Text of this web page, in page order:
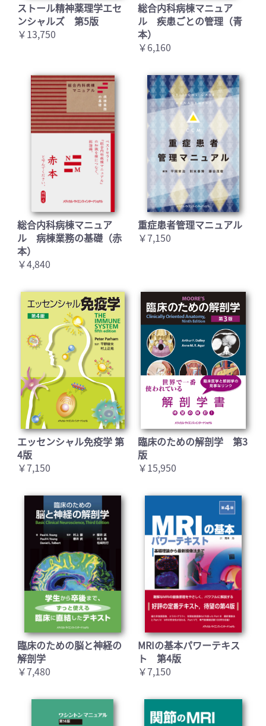
ストール精神薬理学エセ
ンシャルズ 第5版
￥13,750
総合内科病棟マニュア
ル 疾患ごとの管理（青
本）
￥6,160
総合内科病棟マニュア
ル 病棟業務の基礎（赤
本）
￥4,840
重症患者管理マニュアル
￥7,150
エッセンシャル免疫学 第
4版
￥7,150
臨床のための解剖学 第3
版
￥15,950
臨床のための脳と神経の
解剖学
￥7,480
MRIの基本パワーテキス
ト 第4版
￥7,150